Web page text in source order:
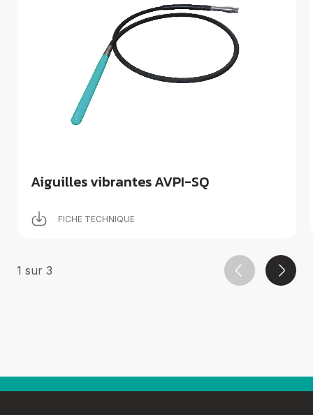
Aiguilles vibrantes AVPI-SQ
FICHE TECHNIQUE
1 sur 3